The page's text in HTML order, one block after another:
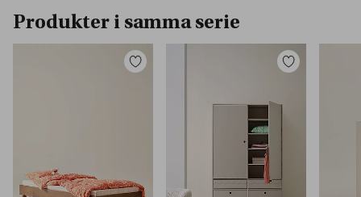
Produkter i samma serie
Lägg
Lägg